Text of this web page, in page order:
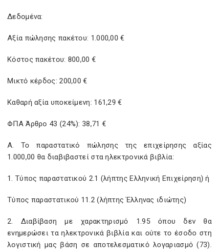
Δεδομένα:
Αξία πώλησης πακέτου: 1.000,00 €
Κόστος πακέτου: 800,00 €
Μικτό κέρδος: 200,00 €
Καθαρή αξία υποκείμενη: 161,29 €
ΦΠΑ Άρθρο 43 (24%): 38,71 €
Α. Το παραστατικό πώλησης της επιχείρησης αξίας
1.000,00 θα διαβιβαστεί στα ηλεκτρονικά βιβλία:
1. Τύπος παραστατικού 2.1 (λήπτης Ελληνική Επιχείρηση) ή
Τύπος παραστατικού 11.2 (λήπτης Έλληνας ιδιώτης)
2. Διαβίβαση με χαρακτηρισμό 1.95 όπου δεν θα
ενημερώσει τα ηλεκτρονικά βιβλία και ούτε το έσοδο στη
λογιστική μας βάση σε αποτελεσματικό λογαριασμό (73).